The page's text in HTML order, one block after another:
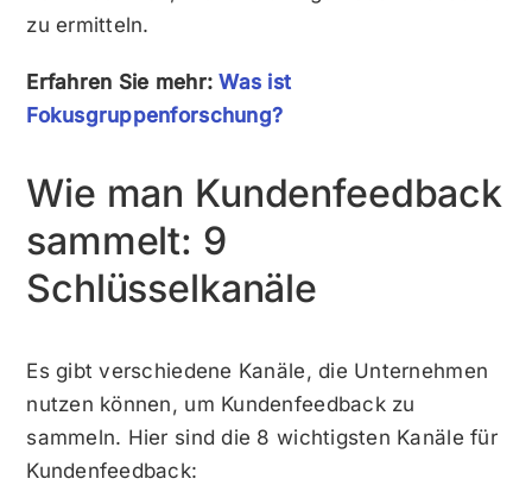
zu ermitteln.
Erfahren Sie mehr:Was ist
Fokusgruppenforschung?
Wie man Kundenfeedback
sammelt: 9
Schlüsselkanäle
Es gibt verschiedene Kanäle, die Unternehmen
nutzen können, um Kundenfeedback zu
sammeln. Hier sind die 8 wichtigsten Kanäle für
Kundenfeedback: